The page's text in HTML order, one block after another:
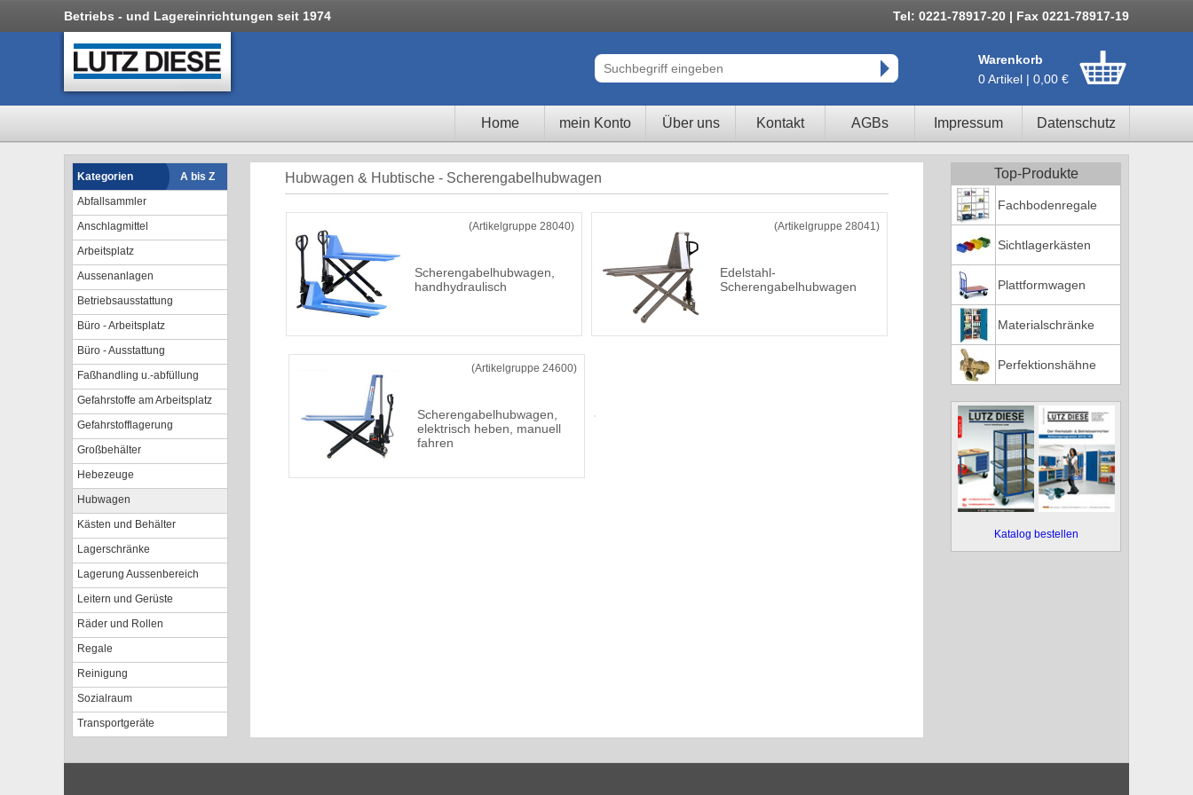
Betriebs - und Lagereinrichtungen seit 1974 Tel: 0221-78917-20 | Fax 0221-78917-19
Warenkorb
0 Artikel | 0,00 €
Home mein Konto Über uns Kontakt AGBs Impressum Datenschutz
Kategorien
A bis Z
Abfallsammler
Anschlagmittel
Arbeitsplatz
Aussenanlagen
Betriebsausstattung
Büro - Arbeitsplatz
Büro - Ausstattung
Faßhandling u.-abfüllung
Gefahrstoffe am Arbeitsplatz
Gefahrstofflagerung
Großbehälter
Hebezeuge
Hubwagen
Kästen und Behälter
Lagerschränke
Lagerung Aussenbereich
Leitern und Gerüste
Räder und Rollen
Regale
Reinigung
Sozialraum
Transportgeräte
Hubwagen & Hubtische - Scherengabelhubwagen
(Artikelgruppe 28040)
Scherengabelhubwagen,
handhydraulisch
(Artikelgruppe 28041)
Edelstahl-
Scherengabelhubwagen
(Artikelgruppe 24600)
Scherengabelhubwagen,
elektrisch heben, manuell
fahren
Top-Produkte
Fachbodenregale
Sichtlagerkästen
Plattformwagen
Materialschränke
Perfektionshähne
Katalog bestellen